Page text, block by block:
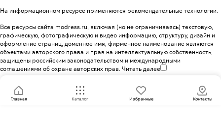
На информационном ресурсе применяются рекомендательные технологии.
Все ресурсы сайта modress.ru, включая (но не ограничиваясь) текстовую,
графическую, фотографическую и видео информацию, структуру, дизайн и
оформление страниц, доменное имя, фирменное наименование являются
объектами авторского права и прав на интеллектуальную собственность,
защищены российским законодательством и международными
соглашениями об охране авторских прав. Читать далее
Главная Каталог Избранные Контакты